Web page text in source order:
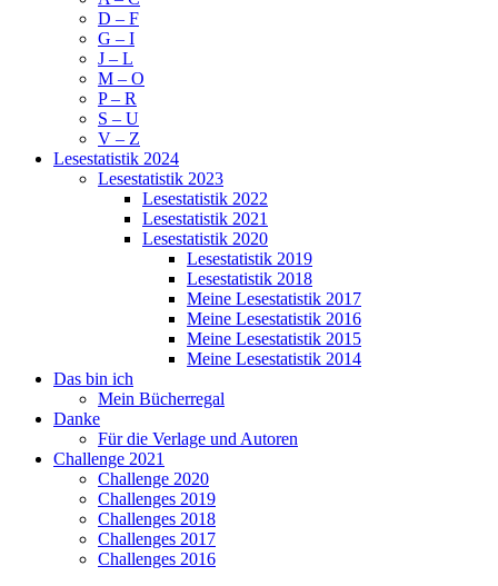
D – F
G – I
J – L
M – O
P – R
S – U
V – Z
Lesestatistik 2024
Lesestatistik 2023
Lesestatistik 2022
Lesestatistik 2021
Lesestatistik 2020
Lesestatistik 2019
Lesestatistik 2018
Meine Lesestatistik 2017
Meine Lesestatistik 2016
Meine Lesestatistik 2015
Meine Lesestatistik 2014
Das bin ich
Mein Bücherregal
Danke
Für die Verlage und Autoren
Challenge 2021
Challenge 2020
Challenges 2019
Challenges 2018
Challenges 2017
Challenges 2016